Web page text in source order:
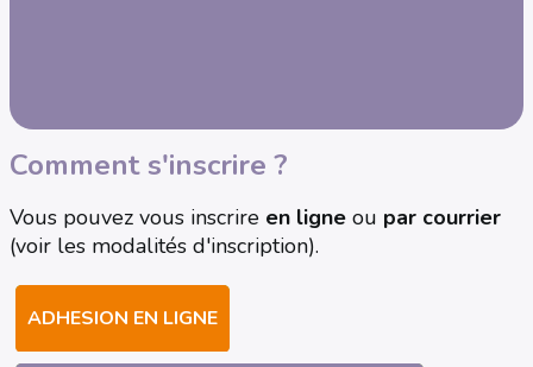
Comment s'inscrire ?
Vous pouvez vous inscrire en ligne ou par courrier
(voir les modalités d'inscription).
ADHESION EN LIGNE